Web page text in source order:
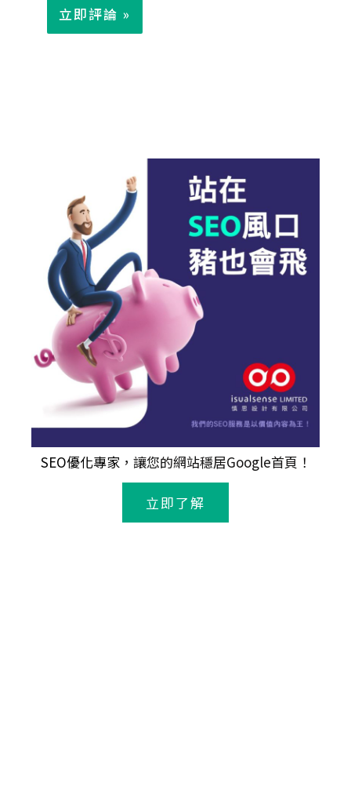
SEO優化專家，讓您的網站穩居Google首頁！
立即了解